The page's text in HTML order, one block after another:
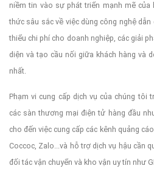
niềm tin vào sự phát triển mạnh mẽ
thức sâu sắc về việc dùng công nghệ
thiểu chi phí cho doanh nghiệp, các giải
diện và tạo cầu nối giữa khách hàng và
nhất.
Phạm vi cung cấp dịch vụ của chúng tôi
các sàn thương mại điện tử hàng đầu
cho đến việc cung cấp các kênh quảng
Coccoc, Zalo...và hỗ trợ dịch vụ hậu cần
đối tác vận chuyển và kho vận uy tín như